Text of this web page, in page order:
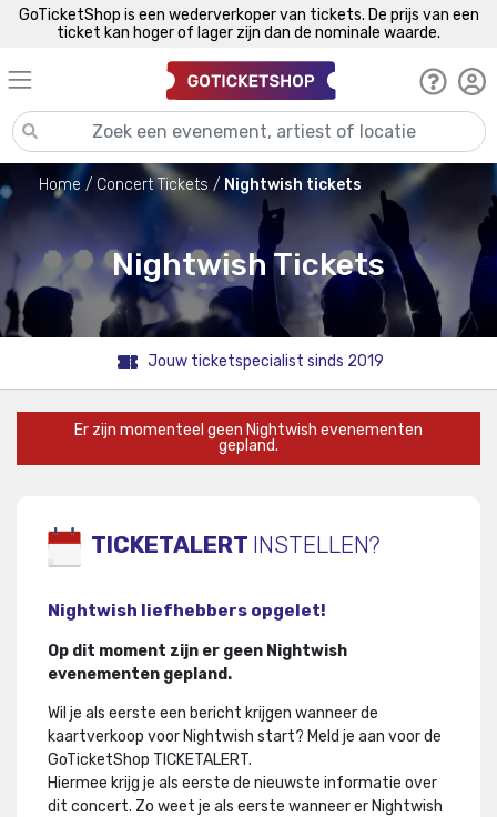
GoTicketShop is een wederverkoper van tickets. De prijs van een
ticket kan hoger of lager zijn dan de nominale waarde.
Home Concert Tickets Nightwish tickets
Nightwish Tickets
Jouw ticketspecialist sinds 2019
Er zijn momenteel geen Nightwish evenementen
gepland.
TICKETALERT INSTELLEN?
Nightwish liefhebbers opgelet!
Op dit moment zijn er geen Nightwish
evenementen gepland.
Wil je als eerste een bericht krijgen wanneer de
kaartverkoop voor Nightwish start? Meld je aan voor de
GoTicketShop TICKETALERT.
Hiermee krijg je als eerste de nieuwste informatie over
dit concert. Zo weet je als eerste wanneer er Nightwish